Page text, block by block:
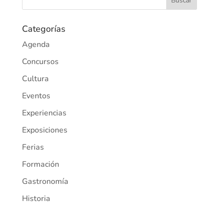
Categorías
Agenda
Concursos
Cultura
Eventos
Experiencias
Exposiciones
Ferias
Formación
Gastronomía
Historia